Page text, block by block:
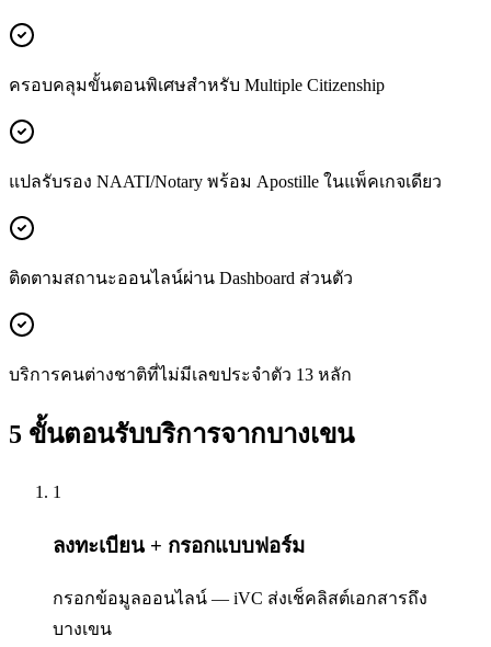
ครอบคลุมขั้นตอนพิเศษสำหรับ Multiple Citizenship
แปลรับรอง NAATI/Notary พร้อม Apostille ในแพ็คเกจเดียว
ติดตามสถานะออนไลน์ผ่าน Dashboard ส่วนตัว
บริการคนต่างชาติที่ไม่มีเลขประจำตัว 13 หลัก
5 ขั้นตอนรับบริการจากบางเขน
1
ลงทะเบียน + กรอกแบบฟอร์ม
กรอกข้อมูลออนไลน์ — iVC ส่งเช็คลิสต์เอกสารถึง
บางเขน